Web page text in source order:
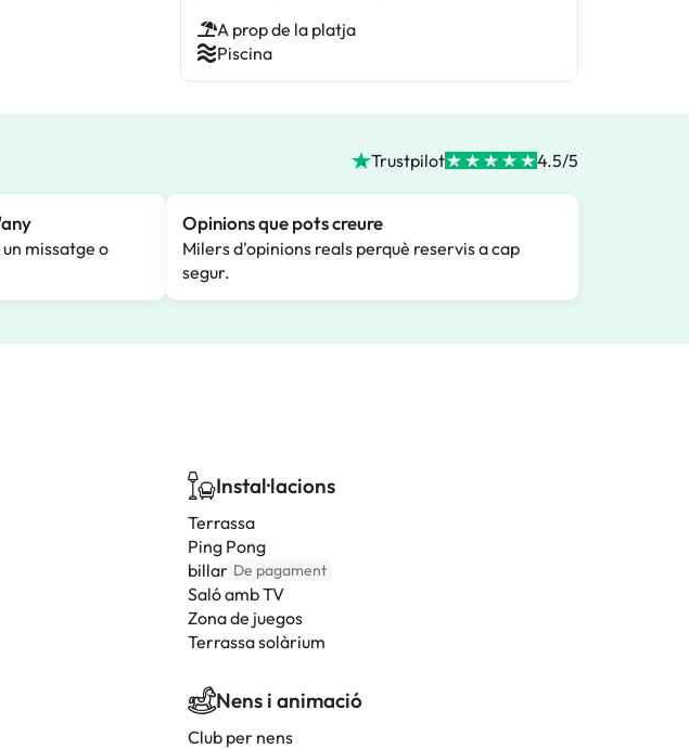
A prop de la platja
Piscina
Trustpilot 4.5/5
missatge o
Opinions que pots creure
Milers d'opinions reals perquè reservis a cap
segur.
Instal·lacions
Terrassa
Ping Pong
billar De pagament
Saló amb TV
Zona de juegos
Terrassa solàrium
Nens i animació
Club per nens